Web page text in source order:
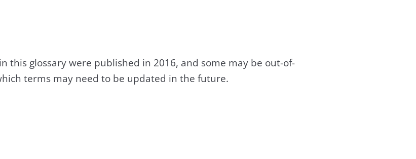
this glossary were published in 2016, and some may be out-of-
terms may need to be updated in the future.